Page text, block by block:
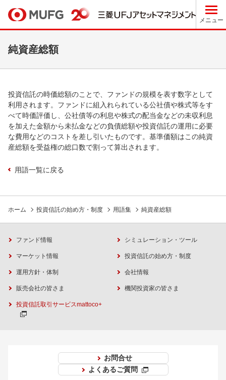
メニュー
純資産総額
投資信託の時価総額のことで、ファンドの規模を表す数字として
利用されます。ファンドに組入れられている公社債や株式等をす
べて時価評価し、公社債等の利息や株式の配当金などの未収利息
を加えた金額から未払金などの負債総額や投資信託の運用に必要
な費用などのコストを差し引いたものです。基準価額はこの純資
産総額を受益権の総口数で割って算出されます。
用語一覧に戻る
ホーム 投資信託の始め方・制度 用語集 純資産総額
ファンド情報 シミュレーション・ツール
マーケット情報 投資信託の始め方・制度
運用方針・体制 会社情報
販売会社の皆さま 機関投資家の皆さま
投資信託取引サービスmattoco+
お問合せ
よくあるご質問